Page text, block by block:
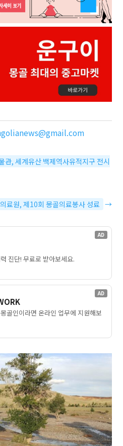
관, 세계유산 백제역사유적지구 전시
료원, 제10회 몽골의료봉사 성료 →
AD
진단! 무료로 받아보세요.
AD
골인이라면 온라인 업무에 지원해보